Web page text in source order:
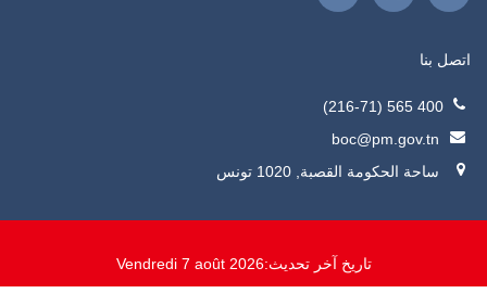
اتصل بنا
400 565 (216-71)
boc@pm.gov.tn
ساحة الحكومة القصبة, 1020 تونس
تاريخ آخر تحديث:Vendredi 7 août 2026